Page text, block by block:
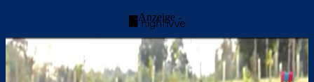
- Anzeige -